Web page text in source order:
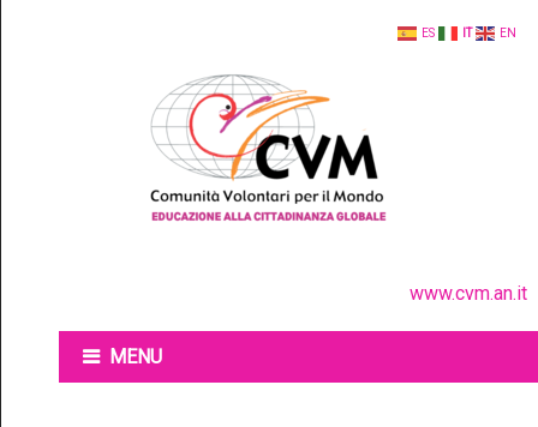
www.cvm.an.it
MENU
EN
IT
ES